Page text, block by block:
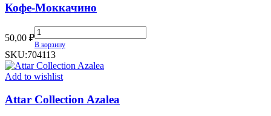
Кофе-Моккачино
50,00 ₽
Кофе-
Моккачино
quantity
В корзину
SKU:704113
Add to wishlist
Attar Collection Azalea